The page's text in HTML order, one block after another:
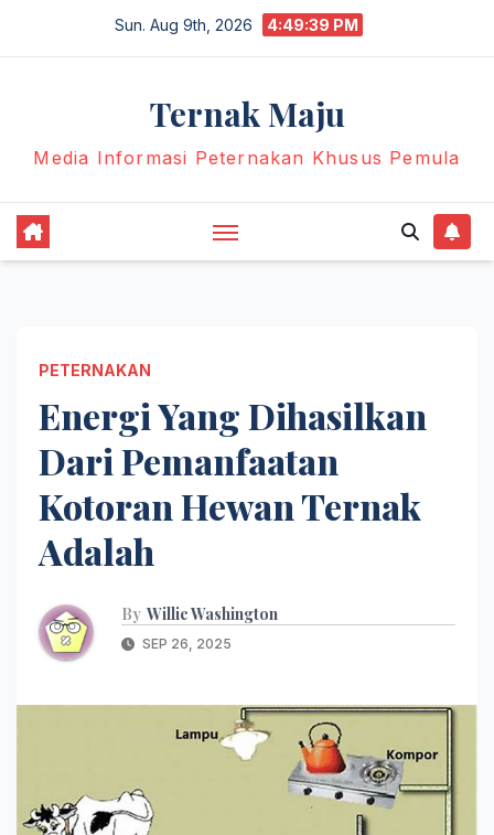
Sun. Aug 9th, 2026 4:49:40 PM
Ternak Maju
Media Informasi Peternakan Khusus Pemula
PETERNAKAN
Energi Yang Dihasilkan
Dari Pemanfaatan
Kotoran Hewan Ternak
Adalah
By Willie Washington
SEP 26, 2025